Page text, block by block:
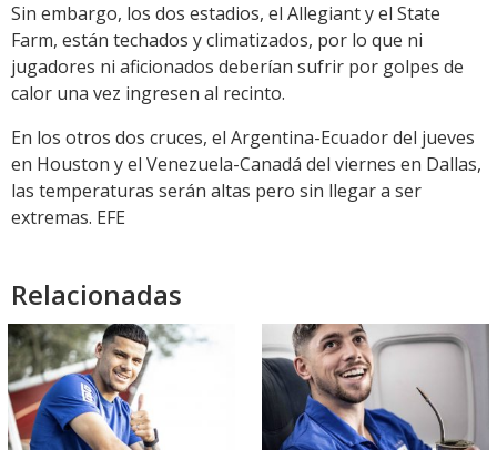
Sin embargo, los dos estadios, el Allegiant y el State
Farm, están techados y climatizados, por lo que ni
jugadores ni aficionados deberían sufrir por golpes de
calor una vez ingresen al recinto.
En los otros dos cruces, el Argentina-Ecuador del jueves
en Houston y el Venezuela-Canadá del viernes en Dallas,
las temperaturas serán altas pero sin llegar a ser
extremas. EFE
Relacionadas